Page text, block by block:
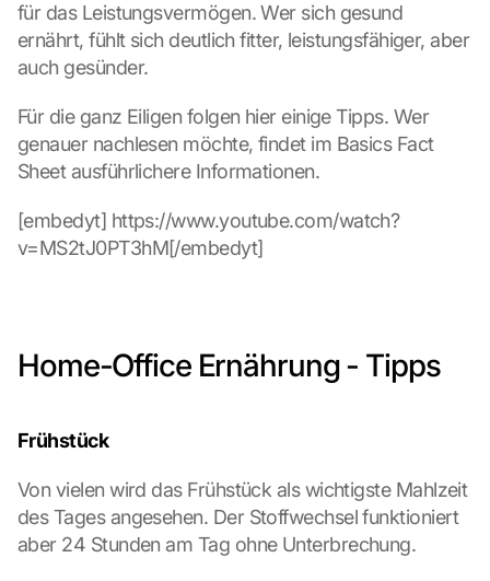
für das Leistungsvermögen. Wer sich gesund
ernährt, fühlt sich deutlich fitter, leistungsfähiger, aber
auch gesünder.
Für die ganz Eiligen folgen hier einige Tipps. Wer
genauer nachlesen möchte, findet im Basics Fact
Sheet ausführlichere Informationen.
[embedyt] https://www.youtube.com/watch?
v=MS2tJ0PT3hM[/embedyt]
Home-Office Ernährung - Tipps
Frühstück
Von vielen wird das Frühstück als wichtigste Mahlzeit
des Tages angesehen. Der Stoffwechsel funktioniert
aber 24 Stunden am Tag ohne Unterbrechung.
L